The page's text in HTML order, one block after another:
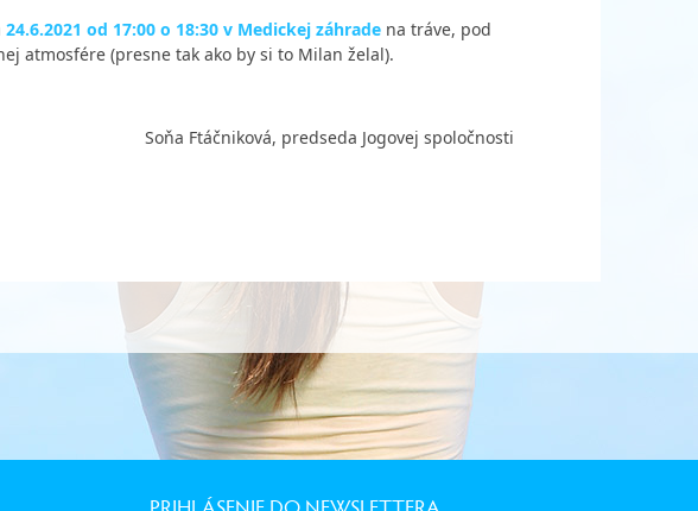
24.6.2021 od 17:00 o 18:30 v Medickej záhrade na tráve, pod
atmosfére (presne tak ako by si to Milan želal).
Jogovej spoločnosti